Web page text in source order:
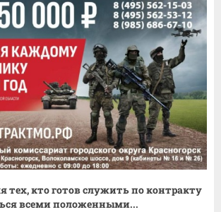
тех, кто готов служить по контракту
всеми положенными...